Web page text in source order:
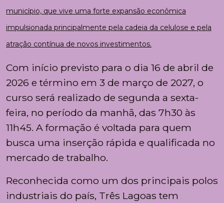
município, que vive uma forte expansão econômica
impulsionada principalmente pela cadeia da celulose e pela
atração contínua de novos investimentos.
Com início previsto para o dia 16 de abril de
2026 e término em 3 de março de 2027, o
curso será realizado de segunda a sexta-
feira, no período da manhã, das 7h30 às
11h45. A formação é voltada para quem
busca uma inserção rápida e qualificada no
mercado de trabalho.
Reconhecida como um dos principais polos
industriais do país, Três Lagoas tem